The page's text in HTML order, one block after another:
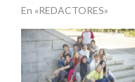
En «REDACTORES»